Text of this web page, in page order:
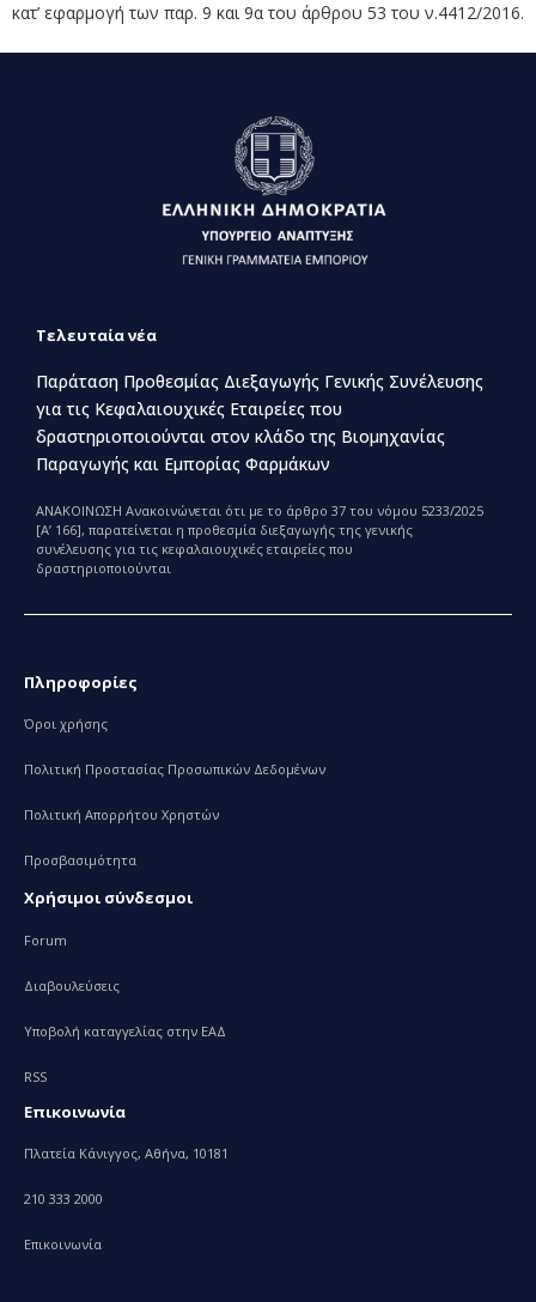
κατ’ εφαρμογή των παρ. 9 και 9α του άρθρου 53 του ν.4412/2016.
Τελευταία νέα
Παράταση Προθεσμίας Διεξαγωγής Γενικής Συνέλευσης
για τις Κεφαλαιουχικές Εταιρείες που
δραστηριοποιούνται στον κλάδο της Βιομηχανίας
Παραγωγής και Εμπορίας Φαρμάκων
ΑΝΑΚΟΙΝΩΣΗ Ανακοινώνεται ότι με το άρθρο 37 του νόμου 5233/2025
[Α’ 166], παρατείνεται η προθεσμία διεξαγωγής της γενικής
συνέλευσης για τις κεφαλαιουχικές εταιρείες που
δραστηριοποιούνται
Πληροφορίες
Όροι χρήσης
Πολιτική Προστασίας Προσωπικών Δεδομένων
Πολιτική Απορρήτου Χρηστών
Προσβασιμότητα
Χρήσιμοι σύνδεσμοι
Forum
Διαβουλεύσεις
Υποβολή καταγγελίας στην ΕΑΔ
RSS
Επικοινωνία
Πλατεία Κάνιγγος, Αθήνα, 10181
210 333 2000
Επικοινωνία